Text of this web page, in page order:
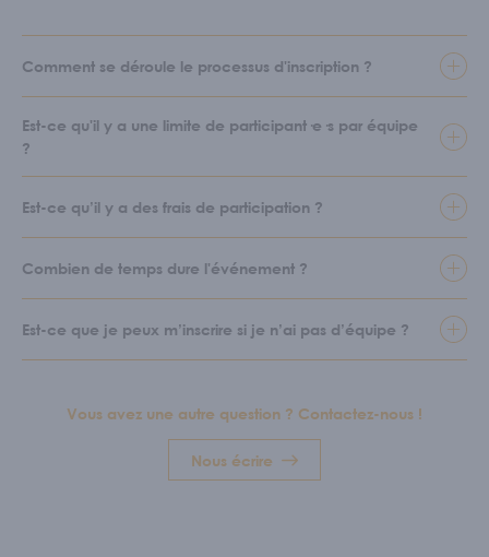
Comment se déroule le processus d'inscription ?
Est-ce qu'il y a une limite de participant·e·s par équipe
?
Est-ce qu’il y a des frais de participation ?
Combien de temps dure l'événement ?
Est-ce que je peux m’inscrire si je n’ai pas d’équipe ?
Vous avez une autre question ? Contactez-nous !
Nous écrire